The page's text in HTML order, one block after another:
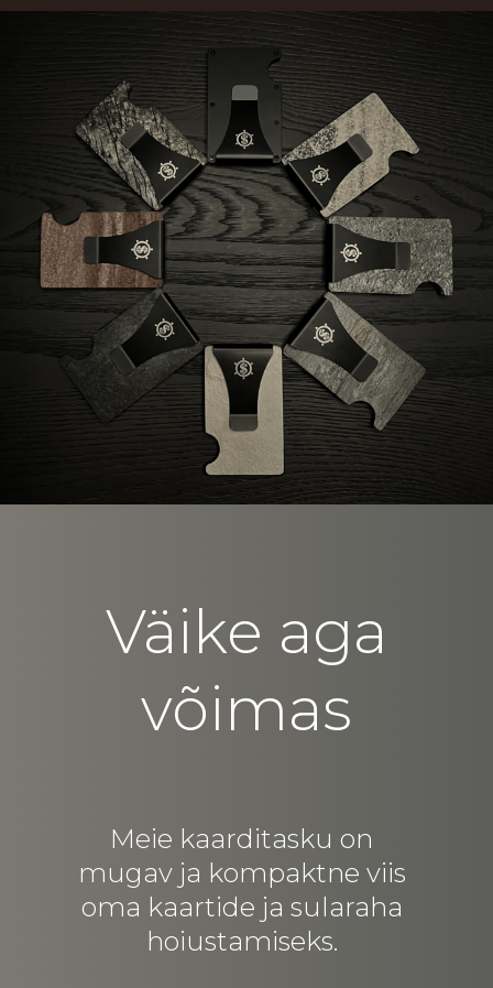
Väike aga
võimas
Meie kaarditasku on
mugav ja kompaktne viis
oma kaartide ja sularaha
hoiustamiseks.